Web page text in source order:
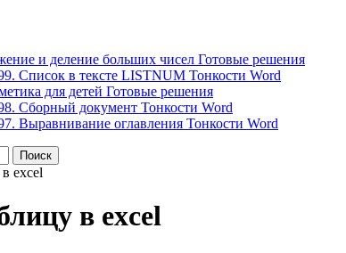
и деление больших чисел Готовые решения
Список в тексте LISTNUM Тонкости Word
для детей Готовые решения
Сборный документ Тонкости Word
Выравнивание оглавления Тонкости Word
excel
в excel